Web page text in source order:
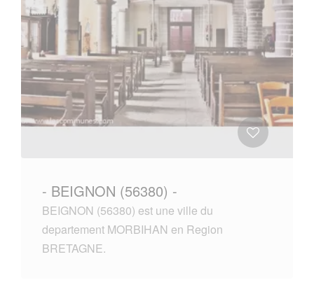
- BEIGNON (56380) -
BEIGNON (56380) est une ville du
departement MORBIHAN en Region
BRETAGNE.